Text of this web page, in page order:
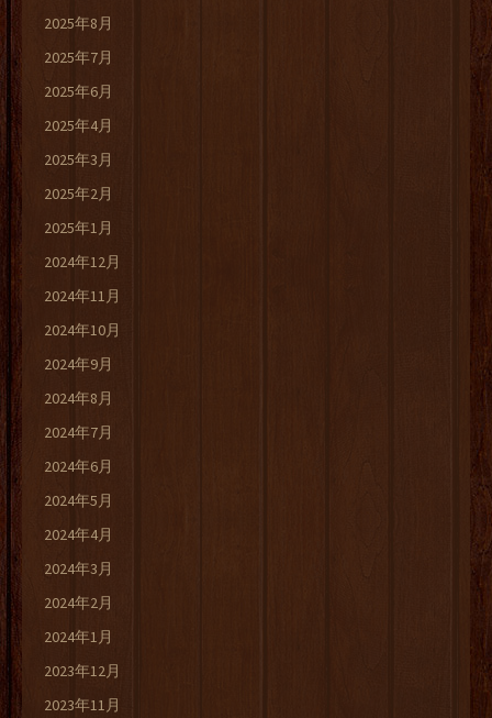
2025年8月
2025年7月
2025年6月
2025年4月
2025年3月
2025年2月
2025年1月
2024年12月
2024年11月
2024年10月
2024年9月
2024年8月
2024年7月
2024年6月
2024年5月
2024年4月
2024年3月
2024年2月
2024年1月
2023年12月
2023年11月